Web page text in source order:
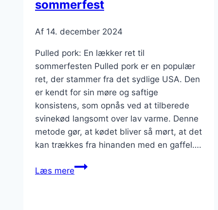
sommerfest
Af 14. december 2024
Pulled pork: En lækker ret til
sommerfesten Pulled pork er en populær
ret, der stammer fra det sydlige USA. Den
er kendt for sin møre og saftige
konsistens, som opnås ved at tilberede
svinekød langsomt over lav varme. Denne
metode gør, at kødet bliver så mørt, at det
kan trækkes fra hinanden med en gaffel….
Læs merePulled